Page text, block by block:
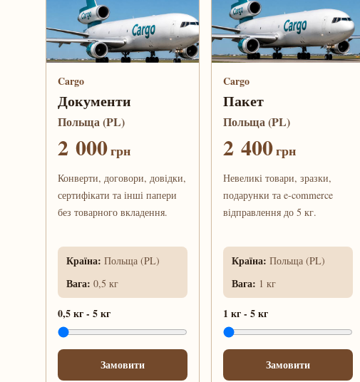
Cargo
Документи
Польща (PL)
2 000грн
Конверти, договори, довідки,
сертифікати та інші папери
без товарного вкладення.
Країна: Польща (PL)
Вага: 0,5 кг
0,5 кг- 5 кг
Замовити
Cargo
Пакет
Польща (PL)
2 400грн
Невеликі товари, зразки,
подарунки та e-commerce
відправлення до 5 кг.
Країна: Польща (PL)
Вага: 1 кг
1 кг- 5 кг
Замовити